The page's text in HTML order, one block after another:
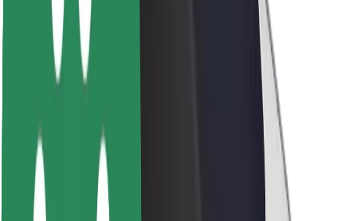
მედია
ურბანული ფონდი
უსაფრთხოება
მძღოლების უსაფრთხოება
სკუტერის უსაფრთხოება
უსაფრთხოება
ქალაქები